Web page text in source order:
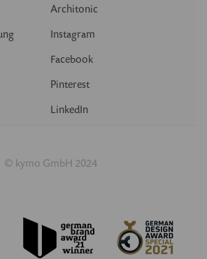
Architonic
Instagram
Facebook
Pinterest
LinkedIn
© kymo GmbH 2024